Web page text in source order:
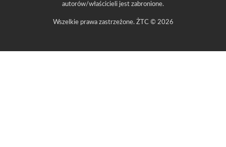
autorów/właścicieli jest zabronione.
Wszelkie prawa zastrzeżone. ŻTC © 2026